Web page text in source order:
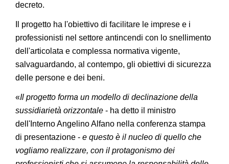
decreto.
Il progetto ha l'obiettivo di facilitare le imprese e i
professionisti nel settore antincendi con lo snellimento
dell'articolata e complessa normativa vigente,
salvaguardando, al contempo, gli obiettivi di sicurezza
delle persone e dei beni.
«Il progetto forma un modello di declinazione della
sussidiarietà orizzontale - ha detto il ministro
dell'Interno Angelino Alfano nella conferenza stampa
di presentazione - e questo è il nucleo di quello che
vogliamo realizzare, con il protagonismo dei